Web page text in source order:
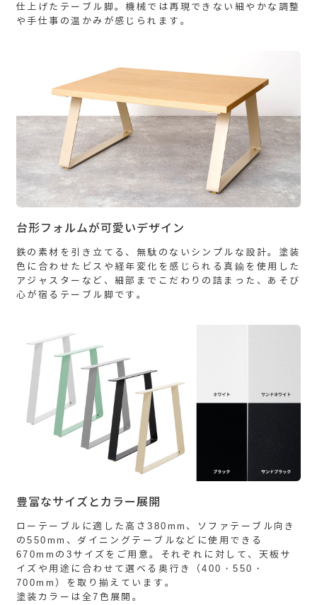
仕上げたテーブル脚。機械では再現できない細やかな調整
や手仕事の温かみが感じられます。
台形フォルムが可愛いデザイン
鉄の素材を引き立てる、無駄のないシンプルな設計。塗装
色に合わせたビスや経年変化を感じられる真鍮を使用した
アジャスターなど、細部までこだわりの詰まった、あそび
心が宿るテーブル脚です。
豊富なサイズとカラー展開
ローテーブルに適した高さ380mm、ソファテーブル向き
の550mm、ダイニングテーブルなどに使用できる
670mmの3サイズをご用意。それぞれに対して、天板サ
イズや用途に合わせて選べる奥行き（400・550・
700mm）を取り揃えています。
塗装カラーは全7色展開。